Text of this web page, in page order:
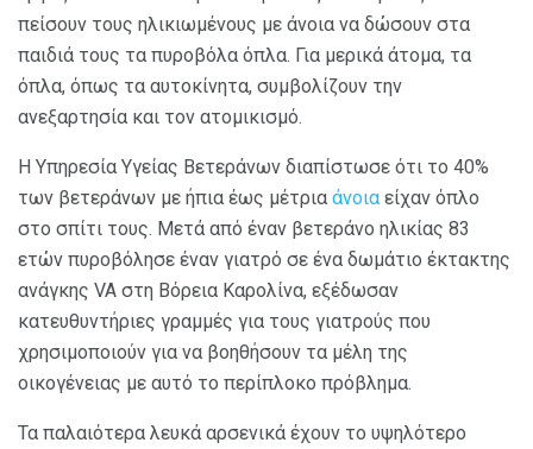
πείσουν τους ηλικιωμένους με άνοια να δώσουν στα
παιδιά τους τα πυροβόλα όπλα. Για μερικά άτομα, τα
όπλα, όπως τα αυτοκίνητα, συμβολίζουν την
ανεξαρτησία και τον ατομικισμό.
Η Υπηρεσία Υγείας Βετεράνων διαπίστωσε ότι το 40%
των βετεράνων με ήπια έως μέτρια άνοια είχαν όπλο
στο σπίτι τους. Μετά από έναν βετεράνο ηλικίας 83
ετών πυροβόλησε έναν γιατρό σε ένα δωμάτιο έκτακτης
ανάγκης VA στη Βόρεια Καρολίνα, εξέδωσαν
κατευθυντήριες γραμμές για τους γιατρούς που
χρησιμοποιούν για να βοηθήσουν τα μέλη της
οικογένειας με αυτό το περίπλοκο πρόβλημα.
Τα παλαιότερα λευκά αρσενικά έχουν το υψηλότερο